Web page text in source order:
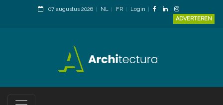
07 augustus 2026 NL FR
Login
ADVERTEREN